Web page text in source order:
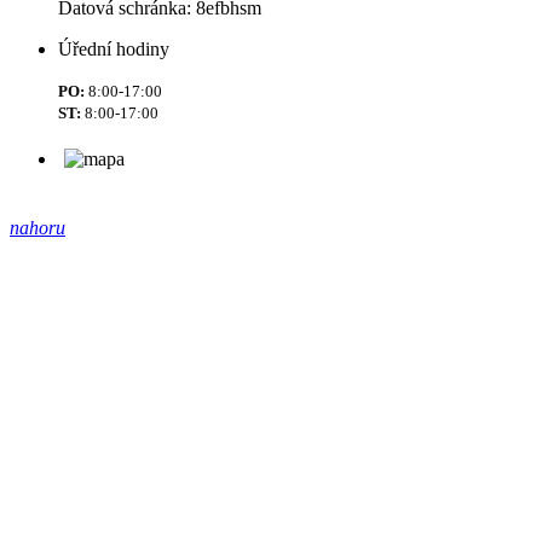
Datová schránka: 8efbhsm
Úřední hodiny
PO: 8:00-17:00
ST: 8:00-17:00
nahoru